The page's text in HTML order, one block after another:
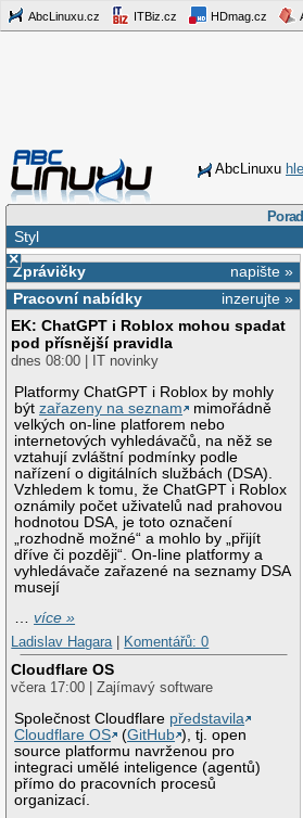
AbcLinuxu.cz ITBiz.cz HDmag.cz
AbcLinuxu
Styl
×
napište »
Zprávičky
inzerujte »
Pracovní nabídky
EK: ChatGPT i Roblox mohou spadat
pod přísnější pravidla
dnes 08:00 | IT novinky
Platformy ChatGPT i Roblox by mohly
býtzařazeny na seznam
mimořádně
velkých on-line platforem nebo
internetových vyhledávačů, na něž se
vztahují zvláštní podmínky podle
nařízení o digitálních službách (DSA).
Vzhledem k tomu, že ChatGPT i Roblox
oznámily počet uživatelů nad prahovou
hodnotou DSA, je toto označení
„rozhodně možné“ a mohlo by „přijít
dříve či později“. On-line platformy a
vyhledávače zařazené na seznamy DSA
musejí
…více »
Ladislav Hagara
Komentářů: 0
Cloudflare OS
včera 17:00 | Zajímavý software
Společnost Cloudflare představila
Cloudflare OS
(GitHub ), tj. open
source platformu navrženou pro
integraci umělé inteligence (agentů)
přímo do pracovních procesů
organizací.